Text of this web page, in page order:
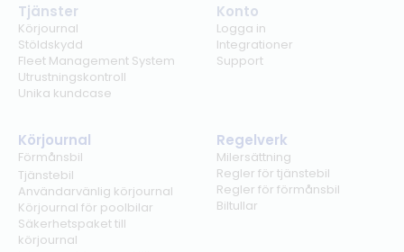
Tjänster
Körjournal
Stöldskydd
Fleet Management System
Utrustningskontroll
Unika kundcase
Konto
Logga in
Integrationer
Support
Körjournal
Förmånsbil
Tjänstebil
Användarvänlig körjournal
Körjournal för poolbilar
Säkerhetspaket till
körjournal
Regelverk
Milersättning
Regler för tjänstebil
Regler för förmånsbil
Biltullar